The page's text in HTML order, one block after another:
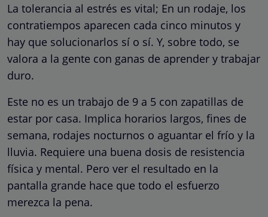
La tolerancia al estrés es vital; En un rodaje, los
contratiempos aparecen cada cinco minutos y
hay que solucionarlos sí o sí. Y, sobre todo, se
valora a la gente con ganas de aprender y trabajar
duro.
Este no es un trabajo de 9 a 5 con zapatillas de
estar por casa. Implica horarios largos, fines de
semana, rodajes nocturnos o aguantar el frío y la
lluvia. Requiere una buena dosis de resistencia
física y mental. Pero ver el resultado en la
pantalla grande hace que todo el esfuerzo
merezca la pena.